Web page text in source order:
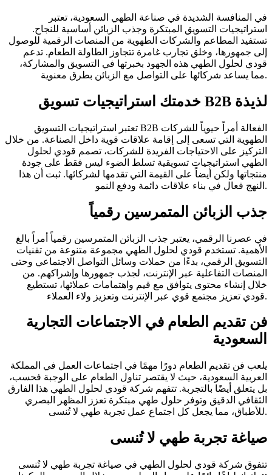
في المنافسة الشديدة في صناعة الطهي السعودية، تعتبر
استراتيجيات التسويق المبتكرة وجذب الزبائن أساسية للنجاح.
تستفيد المطاعم والشركات الطهوية من المنصات الرقمية للوصول
إلى جمهورها، وخلق تجارب غامرة تتجاوز الطاولة الطعام. تدعم
قودي لحلول الطهي هذه الجهود بخبرتها في التسويق والمشاركة،
مما يساعد شركائها على التواصل مع الزبائن بطرق معنوية.
خدمتك استراتيجيات تسويق B2B لذيذة
تعتبر استراتيجيات التسويق B2B الفعالة أمراً حيوياً للشركات
الطهوية التي تسعى إلى إقامة علاقات قوية داخل الصناعة. من خلال
التركيز على الاحتياجات الفريدة للشركات، تصمم قودي لحلول
الطهي استراتيجيات تسويقية تسلط الضوء ليس فقط على جودة
منتجاتها ولكن أيضاً على القيمة التي تقدمها لشركائها. ثبت أن هذا
النهج فعال في بناء علاقات دائمة ودفع النمو.
جذب الزبائن المتمرسين رقمياً
في عصرنا الرقمي، يعتبر جذب الزبائن المتمرسين رقمياً أمراً بالغ
الأهمية. تستخدم قودي لحلول الطهي مجموعة متنوعة من تقنيات
التسويق الرقمي، بدءًا من حملات وسائل التواصل الاجتماعي وحتى
المنصات التفاعلية عبر الإنترنت، لجذب جمهورها وإشراكهم. من
خلال إنشاء محتوى يتوافق مع قيم واهتمامات عملائها، تستطيع
قودي تعزيز مجتمع قوي عبر الإنترنت وتعزيز ولاء العملاء.
فن تقديم الطعام في الاجتماعات التجارية
السعودية
يلعب فن تقديم الطعام دورًا مهمًا في اجتماعات العمل في المملكة
العربية السعودية، حيث لا يقتصر تناول الطعام على الوجبة فحسب،
بل يتعلق أيضًا بالتجربة. تتفهم شركة قودي لحلول الطهي هذا الفارق
الثقافي الدقيق وتوفر حلول طهي مبتكرة تعزز المظهر البصري
للأطباق، مما يجعل كل اجتماع عمل تجربة طهي لا تُنسى.
صياغة تجربة طهي لا تُنسى
تتفوق شركة قودي لحلول الطهي في صياغة تجربة طهي لا تُنسى